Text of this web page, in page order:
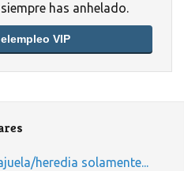
has anhelado.
VIP
heredia solamente...